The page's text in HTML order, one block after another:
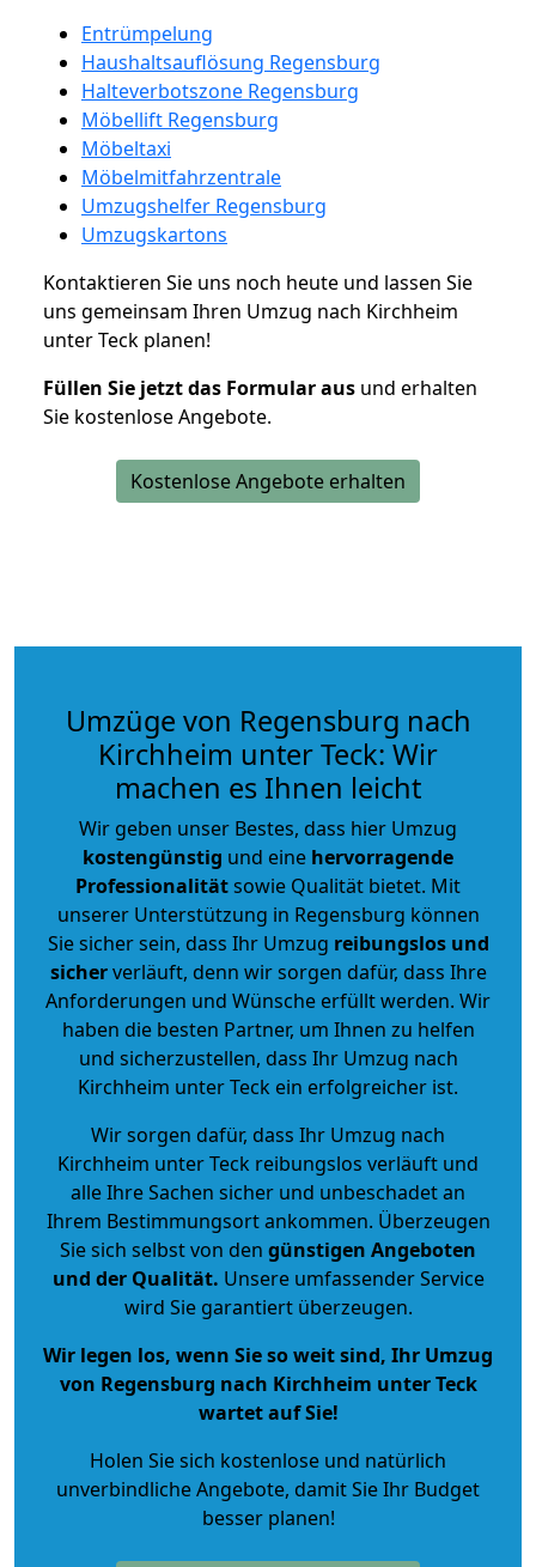
Entrümpelung
Haushaltsauflösung Regensburg
Halteverbotszone Regensburg
Möbellift Regensburg
Möbeltaxi
Möbelmitfahrzentrale
Umzugshelfer Regensburg
Umzugskartons
Kontaktieren Sie uns noch heute und lassen Sie
uns gemeinsam Ihren Umzug nach Kirchheim
unter Teck planen!
Füllen Sie jetzt das Formular aus und erhalten
Sie kostenlose Angebote.
Kostenlose Angebote erhalten
Umzüge von Regensburg nach
Kirchheim unter Teck: Wir
machen es Ihnen leicht
Wir geben unser Bestes, dass hier Umzug
kostengünstig und eine hervorragende
Professionalitätsowie Qualität bietet. Mit
unserer Unterstützung in Regensburg können
Sie sicher sein, dass Ihr Umzug reibungslos und
sicherverläuft, denn wir sorgen dafür, dass Ihre
Anforderungen und Wünsche erfüllt werden. Wir
haben die besten Partner, um Ihnen zu helfen
und sicherzustellen, dass Ihr Umzug nach
Kirchheim unter Teck ein erfolgreicher ist.
Wir sorgen dafür, dass Ihr Umzug nach
Kirchheim unter Teck reibungslos verläuft und
alle Ihre Sachen sicher und unbeschadet an
Ihrem Bestimmungsort ankommen. Überzeugen
Sie sich selbst von den günstigen Angeboten
und der Qualität. Unsere umfassender Service
wird Sie garantiert überzeugen.
Wir legen los, wenn Sie so weit sind, Ihr Umzug
von Regensburg nach Kirchheim unter Teck
wartet auf Sie!
Holen Sie sich kostenlose und natürlich
unverbindliche Angebote, damit Sie Ihr Budget
besser planen!